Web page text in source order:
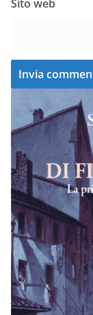
Sito web